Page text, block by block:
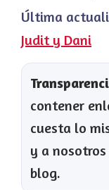
Última
Judit y Dani
contener
cuesta lo
y a
blog.